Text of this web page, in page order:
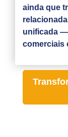
ainda que
unificada —
comerciais